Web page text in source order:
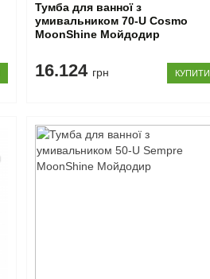
Тумба для ванної з
умивальником 70-U Cosmo
MoonShine Мойдодир
16.124 грн КУПИТИ